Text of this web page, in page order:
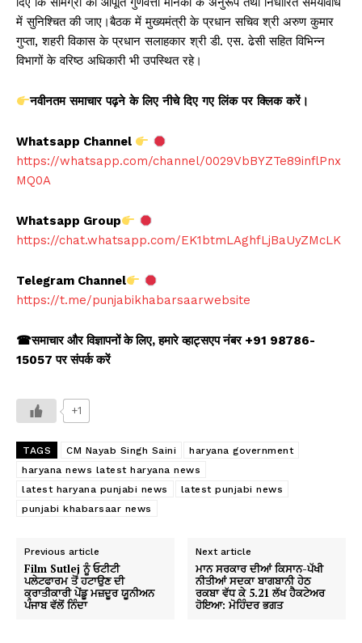
में सुनिश्चित की जाए।बैठक में मुख्यमंत्री के प्रधान सचिव श्री अरुण कुमार
गुप्ता, शहरी विकास के प्रधान सलाहकार श्री डी. एस. ढेसी सहित विभिन्न
विभागों के वरिष्ठ अधिकारी भी उपस्थित रहे।
नवीनतम समाचार पढ़ने के लिए नीचे दिए गए लिंक पर क्लिक करें।
Whatsapp Channel
https://whatsapp.com/channel/0029VbBYZTe89inflPnx
MQ0A
Whatsapp Group
https://chat.whatsapp.com/EK1btmLAghfLjBaUyZMcLK
Telegram Channel
https://t.me/punjabikhabarsaarwebsite
☎समाचार और विज्ञापनों के लिए,हमारे व्हाट्सएप नंबर +91 98786-
15057 पर संपर्क करें
+1
TAGS CM Nayab Singh Saini
haryana government
haryana news latest haryana news
latest haryana punjabi news
latest punjabi news
punjabi khabarsaar news
Previous article
Film Sutlej ਨੂੰ ਓਟੀਟੀ
ਪਲੇਟਫਾਰਮ ਤੋਂ ਹਟਾਉਣ ਦੀ
ਕ੍ਰਾਤੀਕਾਰੀ ਪੇਂਡੂ ਮਜ਼ਦੂਰ ਯੂਨੀਅਨ
ਪੰਜਾਬ ਵੱਲੋਂ ਨਿੰਦਾ
Next article
ਮਾਨ ਸਰਕਾਰ ਦੀਆਂ ਕਿਸਾਨ-ਪੱਖੀ
ਨੀਤੀਆਂ ਸਦਕਾ ਬਾਗਬਾਨੀ ਹੇਠ
ਰਕਬਾ ਵੱਧ ਕੇ 5.21 ਲੱਖ ਹੈਕਟੇਅਰ
ਹੋਇਆ: ਮੋਹਿੰਦਰ ਭਗਤ